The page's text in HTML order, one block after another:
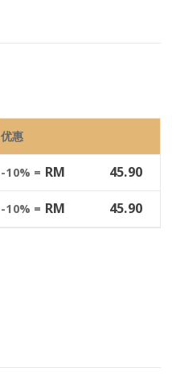
优惠
-10% = RM 45.90
-10% = RM 45.90